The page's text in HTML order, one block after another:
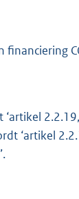
financiering
‘artikel